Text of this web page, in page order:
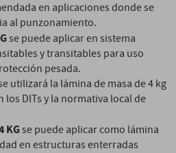
en aplicaciones donde se
al punzonamiento.
se puede aplicar en sistema
y transitables para uso
pesada.
utilizará la lámina de masa de 4 kg
los DITs y la normativa local de
KGse puede aplicar como lámina
en estructuras enterradas